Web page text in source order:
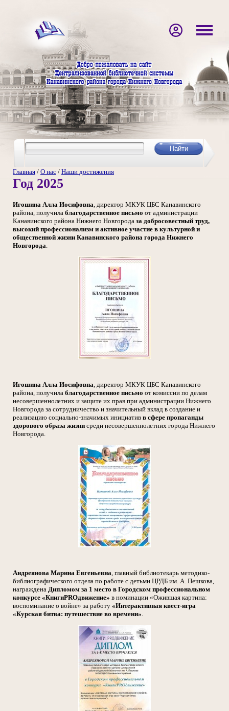
Главная / О нас / Наши достижения
Год 2025
Игошина Алла Иосифовна, директор МКУК ЦБС Канавинского
района, получила благодарственное письмо от администрации
Канавинского района Нижнего Новгорода за добросовестный труд,
высокий профессионализм и активное участие в культурной и
общественной жизни Канавинского района города Нижнего
Новгорода.
Игошина Алла Иосифовна, директор МКУК ЦБС Канавинского
района, получила благодарственное письмо от комиссии по делам
несовершеннолетних и защите их прав при администрации Нижнего
Новгорода за сотрудничество и значительный вклад в создание и
реализацию социально-значимых инициатив в сфере пропаганды
здорового образа жизни среди несовершеннолетних города Нижнего
Новгорода.
Андреянова Марина Евгеньевна, главный библиотекарь методико-
библиографического отдела по работе с детьми ЦРДБ им. А. Пешкова,
награждена Дипломом за 1 место в Городском профессиональном
конкурсе «КнигиPROдвижение» в номинации «Ожившая картина:
воспоминание о войне» за работу «Интерактивная квест-игра
«Курская битва: путешествие во времени».